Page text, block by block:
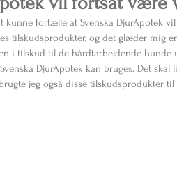
kunne fortælle at Svenska DjurApotek
tilskudsprodukter, og det glæder mig
i tilskud til de hårdtarbejdende hunde
DjurApotek kan bruges. Det
jeg også disse tilskudsprodukter